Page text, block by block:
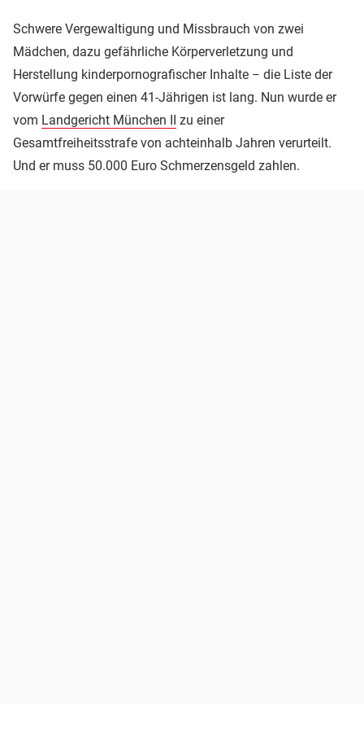
Schwere Vergewaltigung und Missbrauch von zwei
Mädchen, dazu gefährliche Körperverletzung und
Herstellung kinderpornografischer Inhalte – die Liste der
Vorwürfe gegen einen 41-Jährigen ist lang. Nun wurde er
vom Landgericht München II zu einer
Gesamtfreiheitsstrafe von achteinhalb Jahren verurteilt.
Und er muss 50.000 Euro Schmerzensgeld zahlen.